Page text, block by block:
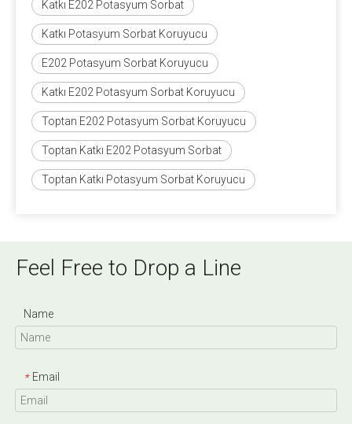
Katkı E202 Potasyum Sorbat
Katkı Potasyum Sorbat Koruyucu
E202 Potasyum Sorbat Koruyucu
Katkı E202 Potasyum Sorbat Koruyucu
Toptan E202 Potasyum Sorbat Koruyucu
Toptan Katkı E202 Potasyum Sorbat
Toptan Katkı Potasyum Sorbat Koruyucu
Feel Free to Drop a Line
Name
* Email